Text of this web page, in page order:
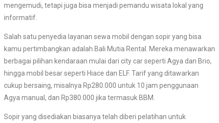
mengemudi, tetapi juga bisa menjadi pemandu wisata lokal yang
informatif.
Salah satu penyedia layanan sewa mobil dengan sopir yang bisa
kamu pertimbangkan adalah Bali Mutia Rental. Mereka menawarkan
berbagai pilihan kendaraan mulai dari city car seperti Agya dan Brio,
hingga mobil besar seperti Hiace dan ELF. Tarif yang ditawarkan
cukup bersaing, misalnya Rp280.000 untuk 10 jam penggunaan
Agya manual, dan Rp380.000 jika termasuk BBM.
Sopir yang disediakan biasanya telah diberi pelatihan untuk